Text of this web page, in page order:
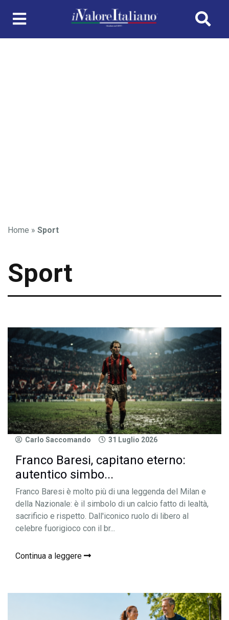
Home » Sport
Sport
Carlo Saccomando 31 Luglio 2026
Franco Baresi, capitano eterno:
autentico simbo...
Franco Baresi è molto più di una leggenda del Milan e
della Nazionale: è il simbolo di un calcio fatto di lealtà,
sacrificio e rispetto. Dall'iconico ruolo di libero al
celebre fuorigioco con il br...
Continua a leggere